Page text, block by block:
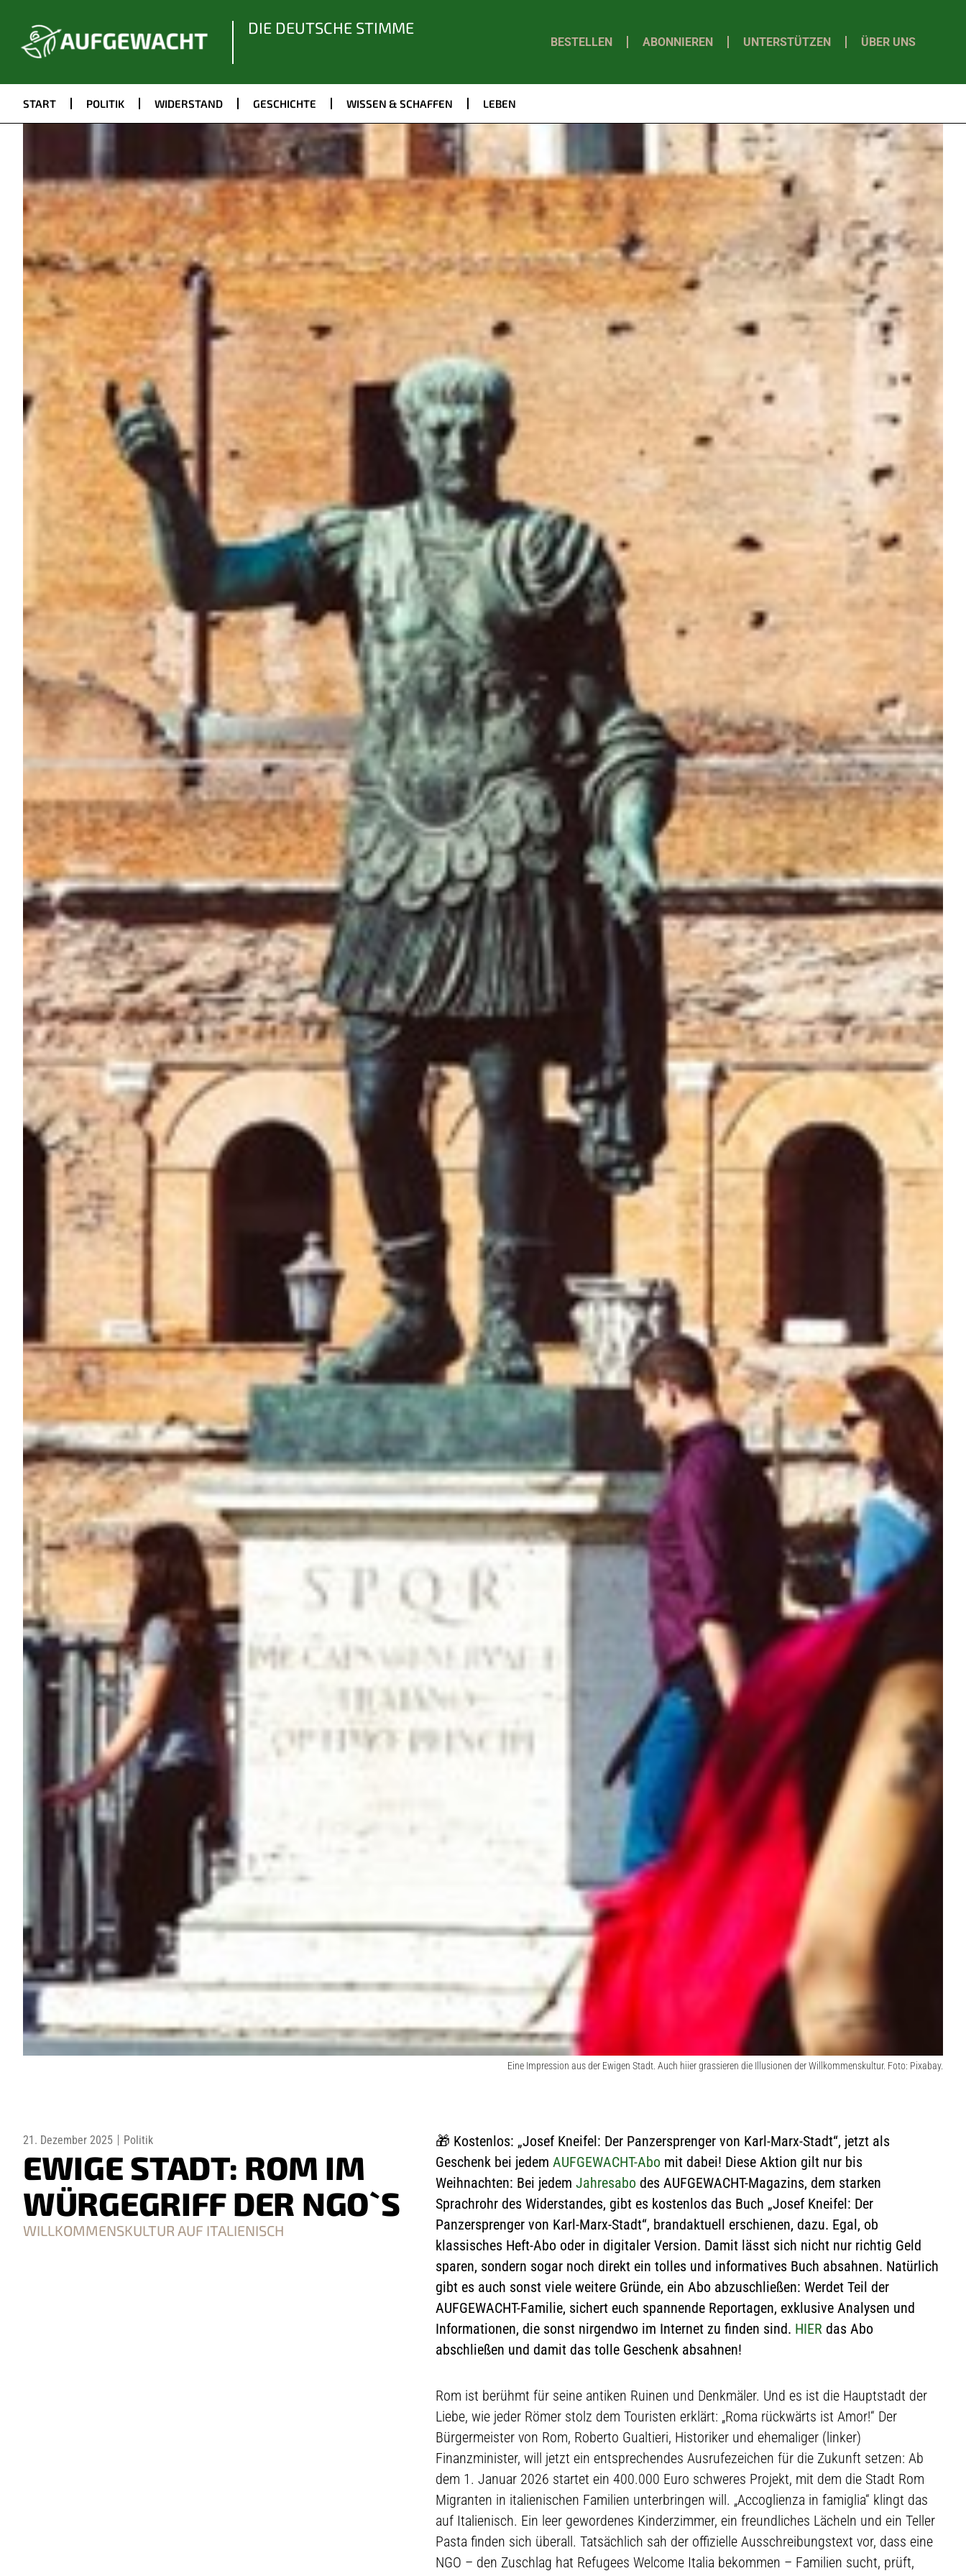
DIE DEUTSCHE STIMME
BESTELLEN ABONNIEREN UNTERSTÜTZEN ÜBER UNS
START POLITIK WIDERSTAND GESCHICHTE WISSEN & SCHAFFEN LEBEN
Eine Impression aus der Ewigen Stadt. Auch hiier grassieren die Illusionen der Willkommenskultur. Foto: Pixabay.
21. Dezember 2025 Politik
EWIGE STADT: ROM IM
WÜRGEGRIFF DER NGO`S
WILLKOMMENSKULTUR AUF ITALIENISCH
🎁 Kostenlos: „Josef Kneifel: Der Panzersprenger von Karl-Marx-Stadt“, jetzt als
Geschenk bei jedem AUFGEWACHT-Abo mit dabei! Diese Aktion gilt nur bis
Weihnachten: Bei jedem Jahresabodes AUFGEWACHT-Magazins, dem starken
Sprachrohr des Widerstandes, gibt es kostenlos das Buch „Josef Kneifel: Der
Panzersprenger von Karl-Marx-Stadt“, brandaktuell erschienen, dazu. Egal, ob
klassisches Heft-Abo oder in digitaler Version. Damit lässt sich nicht nur richtig Geld
sparen, sondern sogar noch direkt ein tolles und informatives Buch absahnen. Natürlich
gibt es auch sonst viele weitere Gründe, ein Abo abzuschließen: Werdet Teil der
AUFGEWACHT-Familie, sichert euch spannende Reportagen, exklusive Analysen und
Informationen, die sonst nirgendwo im Internet zu finden sind. HIERdas Abo
abschließen und damit das tolle Geschenk absahnen!
Rom ist berühmt für seine antiken Ruinen und Denkmäler. Und es ist die Hauptstadt der
Liebe, wie jeder Römer stolz dem Touristen erklärt: „Roma rückwärts ist Amor!“ Der
Bürgermeister von Rom, Roberto Gualtieri, Historiker und ehemaliger (linker)
Finanzminister, will jetzt ein entsprechendes Ausrufezeichen für die Zukunft setzen: Ab
dem 1. Januar 2026 startet ein 400.000 Euro schweres Projekt, mit dem die Stadt Rom
Migranten in italienischen Familien unterbringen will. „Accoglienza in famiglia“ klingt das
auf Italienisch. Ein leer gewordenes Kinderzimmer, ein freundliches Lächeln und ein Teller
Pasta finden sich überall. Tatsächlich sah der offizielle Ausschreibungstext vor, dass eine
NGO – den Zuschlag hat Refugees Welcome Italia bekommen – Familien sucht, prüft,